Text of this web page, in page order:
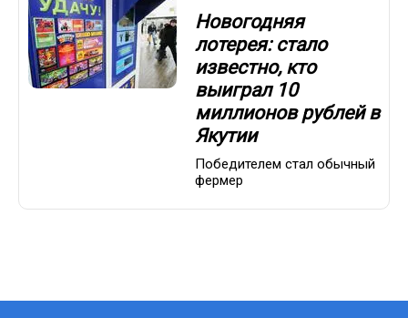
Новогодняя
лотерея: стало
известно, кто
выиграл 10
миллионов рублей в
Якутии
Победителем стал обычный
фермер